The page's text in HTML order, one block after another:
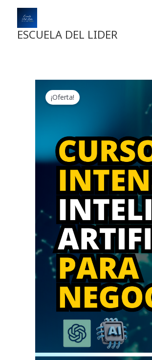
contenidoESCUELA DEL LIDER
¡Oferta!